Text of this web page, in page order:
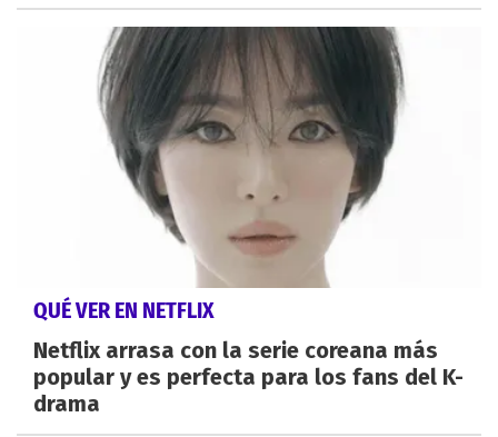
QUÉ VER EN NETFLIX
Netflix arrasa con la serie coreana más
popular y es perfecta para los fans del K-
drama